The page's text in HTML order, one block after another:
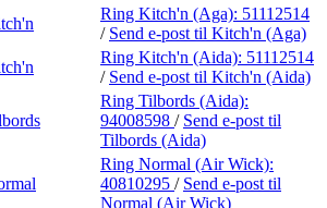
Ring Kitch'n (Aga): 51112514
/ Send e-post til Kitch'n (Aga)
Ring Kitch'n (Aida): 51112514
/ Send e-post til Kitch'n (Aida)
Ring Tilbords (Aida):
94008598 / Send e-post til
Tilbords (Aida)
Ring Normal (Air Wick):
40810295 / Send e-post til
Normal (Air Wick)